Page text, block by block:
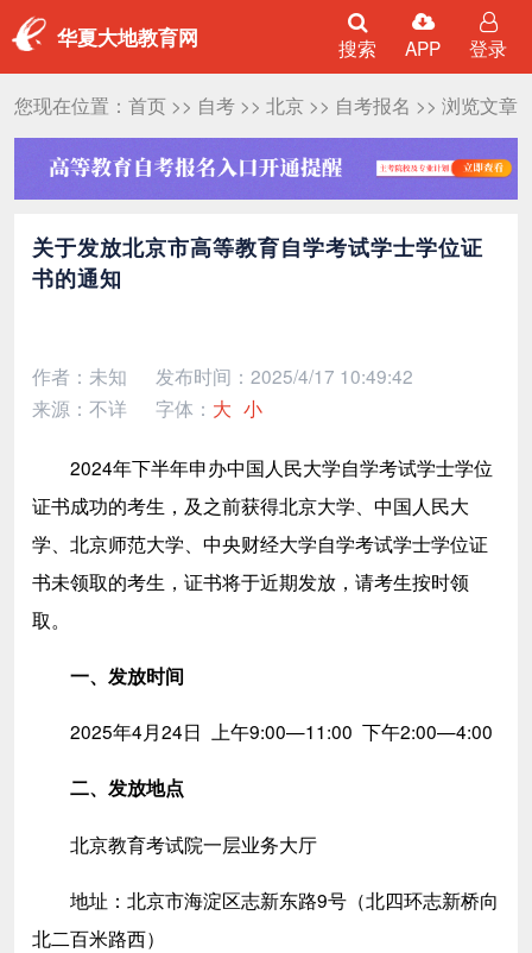
华夏大地教育网 搜索 APP 登录
您现在位置： 首页>> 自考>> 北京>> 自考报名 >> 浏览文章
关于发放北京市高等教育自学考试学士学位证
书的通知
作者：未知
发布时间：2025/4/17 10:49:42
来源：不详
字体： 大 小
2024年下半年申办中国人民大学自学考试学士学位
证书成功的考生，及之前获得北京大学、中国人民大
学、北京师范大学、中央财经大学自学考试学士学位证
书未领取的考生，证书将于近期发放，请考生按时领
取。
一、发放时间
2025年4月24日 上午9:00—11:00 下午2:00—4:00
二、发放地点
北京教育考试院一层业务大厅
地址：北京市海淀区志新东路9号（北四环志新桥向
北二百米路西）